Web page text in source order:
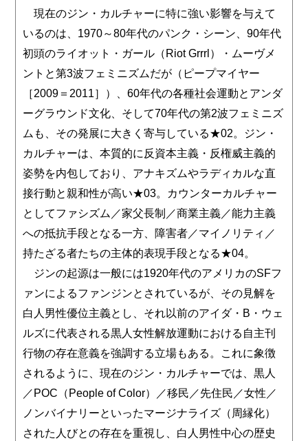
現在のジン・カルチャーに特に強い影響を与えて
いるのは、1970～80年代のパンク・シーン、90年代
初頭のライオット・ガール（Riot Grrrl）・ムーヴメ
ントと第3波フェミニズムだが（ピープマイヤー
［2009＝2011］）、60年代の各種社会運動とアンダ
ーグラウンド文化、そして70年代の第2波フェミニズ
ムも、その発展に大きく寄与している★02。ジン・
カルチャーは、本質的に反資本主義・反権威主義的
姿勢を内包しており、アナキズムやラディカルな直
接行動と親和性が高い★03。カウンターカルチャー
としてファシズム／家父長制／商業主義／能力主義
への抵抗手段となる一方、障害者／マイノリティ／
持たざる者たちの主体的表現手段となる★04。
ジンの起源は一般には1920年代のアメリカのSFフ
ァンによるファンジンとされているが、その見解を
白人男性優位主義とし、それ以前のアイダ・B・ウェ
ルズに代表される黒人女性解放運動における自主刊
行物の存在意義を強調する立場もある。これに象徴
されるように、現在のジン・カルチャーでは、黒人
／POC（People of Color）／移民／先住民／女性／
ノンバイナリーといったマージナライズ（周縁化）
された人びとの存在を重視し、白人男性中心の歴史